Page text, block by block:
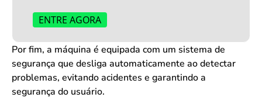
ENTRE AGORA
Por fim, a máquina é equipada com um sistema de
segurança que desliga automaticamente ao detectar
problemas, evitando acidentes e garantindo a
segurança do usuário.